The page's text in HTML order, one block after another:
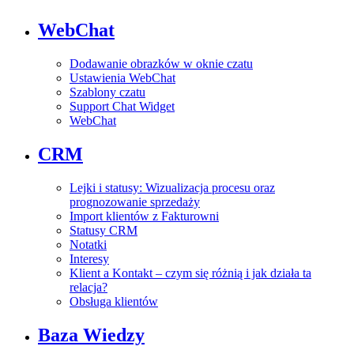
WebChat
Dodawanie obrazków w oknie czatu
Ustawienia WebChat
Szablony czatu
Support Chat Widget
WebChat
CRM
Lejki i statusy: Wizualizacja procesu oraz
prognozowanie sprzedaży
Import klientów z Fakturowni
Statusy CRM
Notatki
Interesy
Klient a Kontakt – czym się różnią i jak działa ta
relacja?
Obsługa klientów
Baza Wiedzy